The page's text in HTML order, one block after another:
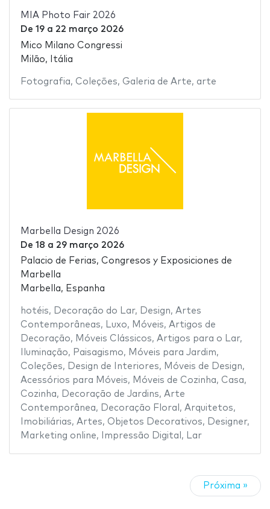
MIA Photo Fair 2026
De 19a 22 março 2026
Mico Milano Congressi
Milão, Itália
Fotografia, Coleções, Galeria de Arte, arte
Marbella Design 2026
De 18 a 29 março 2026
Palacio de Ferias, Congresos y Exposiciones de
Marbella
Marbella, Espanha
hotéis, Decoração do Lar, Design, Artes
Contemporâneas, Luxo, Móveis, Artigos de
Decoração, Móveis Clássicos, Artigos para o Lar,
Iluminação, Paisagismo, Móveis para Jardim,
Coleções, Design de Interiores, Móveis de Design,
Acessórios para Móveis, Móveis de Cozinha, Casa,
Cozinha, Decoração de Jardins, Arte
Contemporânea, Decoração Floral , Arquitetos,
Imobiliárias, Artes, Objetos Decorativos, Designer,
Marketing online, Impressão Digital , Lar
Próxima »